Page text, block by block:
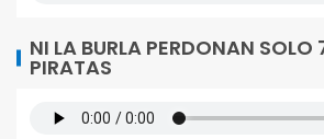
NI LA BURLA PERDONAN
PIRATAS